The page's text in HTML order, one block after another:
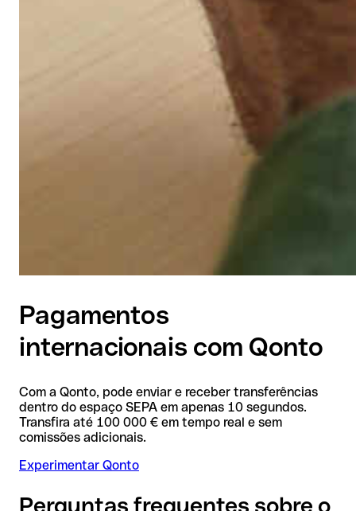
Pagamentos
internacionais com Qonto
Com a Qonto, pode enviar e receber transferências
dentro do espaço SEPA em apenas 10 segundos.
Transfira até 100 000 € em tempo real e sem
comissões adicionais.
Experimentar Qonto
Perguntas frequentes sobre o